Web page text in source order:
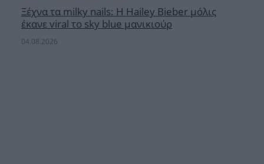
Ξέχνα τα milky nails: Η Hailey Bieber μόλις
έκανε viral το sky blue μανικιούρ
04.08.2026